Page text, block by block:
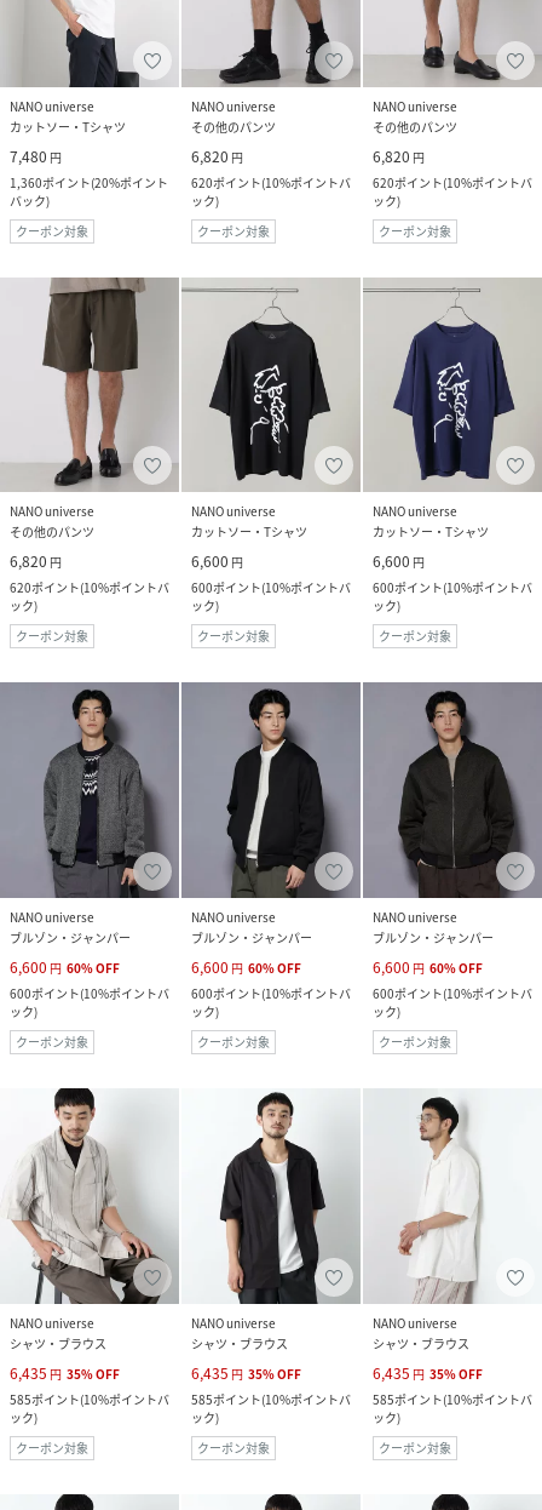
NANO universe
カットソー・Tシャツ
7,480 円
1,360ポイント(20%ポイント
バック)
クーポン対象
NANO universe
その他のパンツ
6,820 円
620ポイント(10%ポイントバ
ック)
クーポン対象
NANO universe
その他のパンツ
6,820 円
620ポイント(10%ポイントバ
ック)
クーポン対象
NANO universe
その他のパンツ
6,820 円
620ポイント(10%ポイントバ
ック)
クーポン対象
NANO universe
カットソー・Tシャツ
6,600 円
600ポイント(10%ポイントバ
ック)
クーポン対象
NANO universe
カットソー・Tシャツ
6,600 円
600ポイント(10%ポイントバ
ック)
クーポン対象
NANO universe
ブルゾン・ジャンパー
6,600 円 60%OFF
600ポイント(10%ポイントバ
ック)
クーポン対象
NANO universe
ブルゾン・ジャンパー
6,600 円 60%OFF
600ポイント(10%ポイントバ
ック)
クーポン対象
NANO universe
ブルゾン・ジャンパー
6,600 円 60%OFF
600ポイント(10%ポイントバ
ック)
クーポン対象
NANO universe
シャツ・ブラウス
6,435 円 35%OFF
585ポイント(10%ポイントバ
ック)
クーポン対象
NANO universe
シャツ・ブラウス
6,435 円 35%OFF
585ポイント(10%ポイントバ
ック)
クーポン対象
NANO universe
シャツ・ブラウス
6,435 円 35%OFF
585ポイント(10%ポイントバ
ック)
クーポン対象